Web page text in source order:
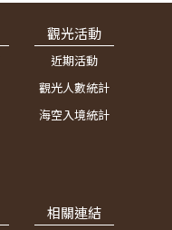
觀光活動
近期活動
觀光人數統計
海空入境統計
相關連結